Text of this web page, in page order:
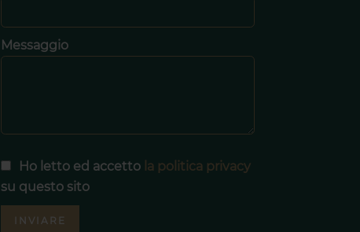
Messaggio
Ho letto ed accetto la politica privacy
su questo sito
INVIARE